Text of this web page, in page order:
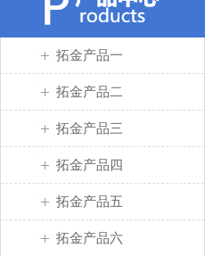
拓金产品一
拓金产品二
拓金产品三
拓金产品四
拓金产品五
拓金产品六